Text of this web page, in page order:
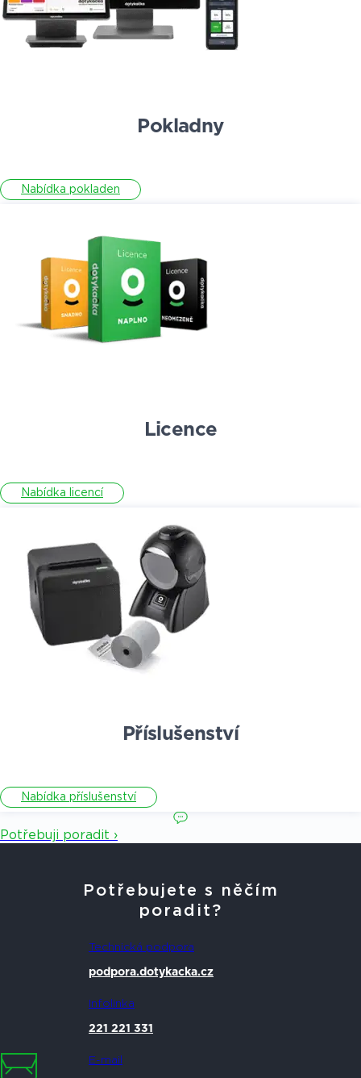
Pokladny
Nabídka pokladen
Licence
Nabídka licencí
Příslušenství
Nabídka příslušenství
Potřebuji poradit ›
Potřebujete s něčím
poradit?
Technická podpora
podpora.dotykacka.cz
Infolinka
221 221 331
E-mail